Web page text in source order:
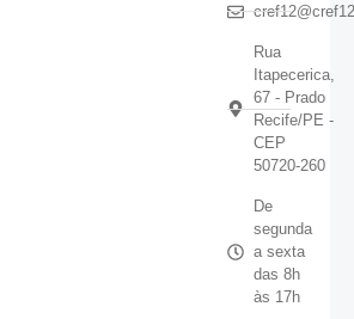
Rua
Itapecerica,
67 - Prado
Recife/PE -
CEP
50720-260
De
segunda
a sexta
das 8h
às 17h